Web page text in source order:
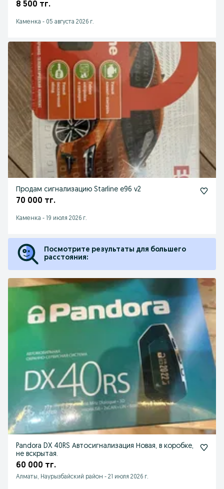
8 500 тг.
Каменка - 05 августа 2026 г.
Продам сигнализацию Starline e96 v2
70 000 тг.
Каменка - 19 июля 2026 г.
Посмотрите результаты для большего
расстояния:
Pandora DX 40RS Автосигнализация Новая, в коробке,
не вскрытая.
60 000 тг.
Алматы, Наурызбайский район - 21 июля 2026 г.